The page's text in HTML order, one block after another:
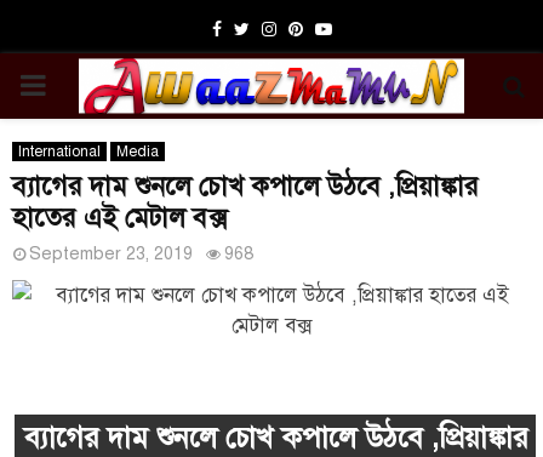
Facebook
TwitterInstagram
Pinterest
Youtube
PRIMARY
MENU
International Media
ব্যাগের দাম শুনলে চোখ কপালে উঠবে ,প্রিয়াঙ্কার
হাতের এই মেটাল বক্স
September 23, 2019 968
ব্যাগের দাম শুনলে চোখ কপালে উঠবে ,প্রিয়াঙ্কার